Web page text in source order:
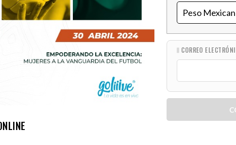
CORREO